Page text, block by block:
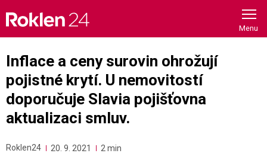
content
Inflace a ceny surovin ohrožují
pojistné krytí. U nemovitostí
doporučuje Slavia pojišťovna
aktualizaci smluv.
Roklen24 20. 9. 2021 2 min